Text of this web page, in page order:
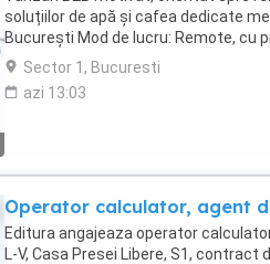
soluțiilor de apă și cafea dedicate
București Mod de lucru: Remote, cu
Sector 1, Bucuresti
azi 13:03
Operator calculator, agent
Editura angajeaza operator
L-V, Casa Presei Libere, S1,